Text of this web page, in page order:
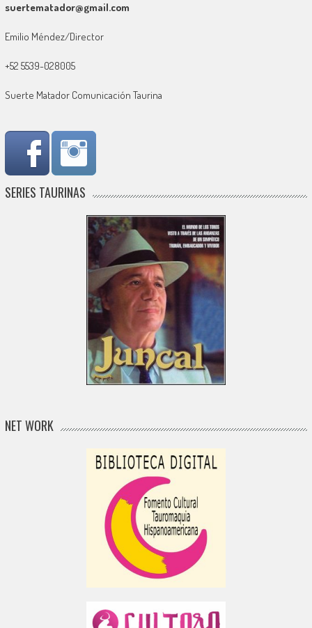
suertematador@gmail.com
Emilio Méndez/Director
+52 5539-028005
Suerte Matador Comunicación Taurina
SERIES TAURINAS
NET WORK